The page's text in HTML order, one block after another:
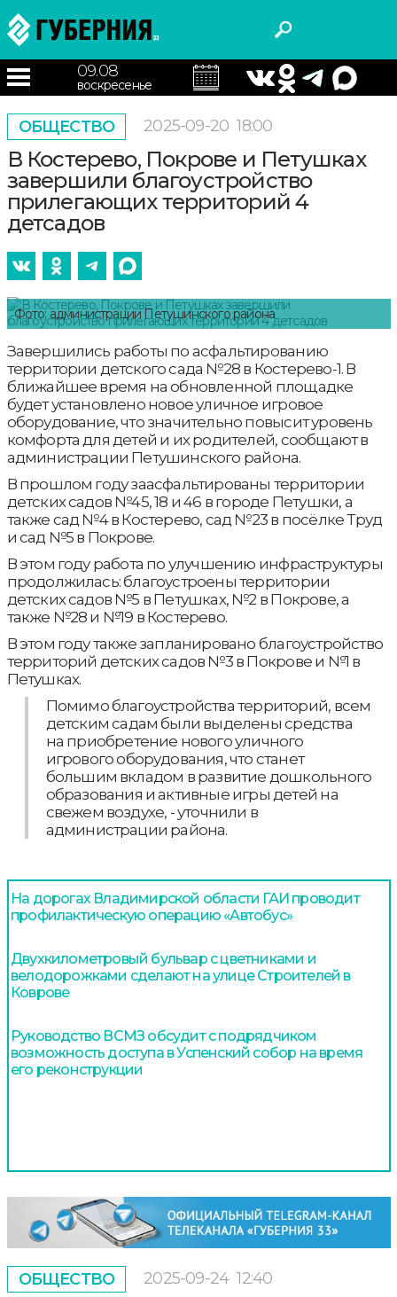
09.08
воскресенье
ОБЩЕСТВО 2025-09-20 18:00
В Костерево, Покрове и Петушках
завершили благоустройство
прилегающих территорий 4
детсадов
Фото: администрации Петушинского района
Завершились работы по асфальтированию
территории детского сада №28 в Костерево-1. В
ближайшее время на обновленной площадке
будет установлено новое уличное игровое
оборудование, что значительно повысит уровень
комфорта для детей и их родителей, сообщают в
администрации Петушинского района.
В прошлом году заасфальтированы территории
детских садов №45, 18 и 46 в городе Петушки, а
также сад №4 в Костерево, сад №23 в посёлке Труд
и сад №5 в Покрове.
В этом году работа по улучшению инфраструктуры
продолжилась: благоустроены территории
детских садов №5 в Петушках, №2 в Покрове, а
также №28 и №19 в Костерево.
В этом году также запланировано благоустройство
территорий детских садов №3 в Покрове и №1 в
Петушках.
Помимо благоустройства территорий, всем
детским садам были выделены средства
на приобретение нового уличного
игрового оборудования, что станет
большим вкладом в развитие дошкольного
образования и активные игры детей на
свежем воздухе, - уточнили в
администрации района.
На дорогах Владимирской области ГАИ проводит
профилактическую операцию «Автобус»
Двухкилометровый бульвар с цветниками и
велодорожками сделают на улице Строителей в
Коврове
Руководство ВСМЗ обсудит с подрядчиком
возможность доступа в Успенский собор на время
его реконструкции
ОБЩЕСТВО 2025-09-24 12:40